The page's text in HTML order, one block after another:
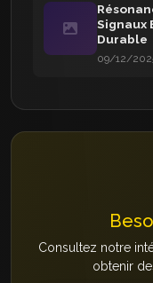
Signaux
Durable
09/12/
Consultez notre
obtenir